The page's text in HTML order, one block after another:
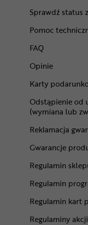
Sprawdź status
Pomoc
FAQ
Opinie
Karty
Odstąpienie od
(wymiana lub
Reklamacja
Gwarancje
Regulamin
Regulamin
Regulamin kart
Regulaminy